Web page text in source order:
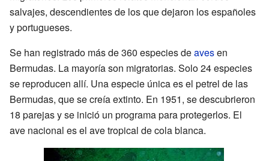
salvajes, descendientes de los que dejaron los españoles
y portugueses.
Se han registrado más de 360 especies deavesen
Bermudas. La mayoría son migratorias. Solo 24 especies
se reproducen allí. Una especie única es el petrel de las
Bermudas, que se creía extinto. En 1951, se descubrieron
18 parejas y se inició un programa para protegerlos. El
ave nacional es el ave tropical de cola blanca.